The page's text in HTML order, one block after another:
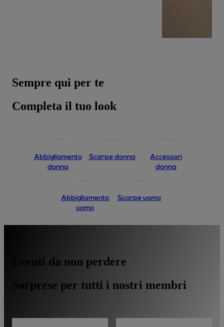
Sempre qui per te
Completa il tuo look
Abbigliamento
donna
Scarpe donna
Accessori
donna
Abbigliamento
uomo
Scarpe uomo
Eventi da non perdere
Sorprese per tutti i nostri membri